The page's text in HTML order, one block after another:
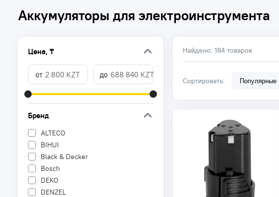
Аккумуляторы для электроинструмента
Цена, ₸
Бренд
ALTECO
BIHUI
Black & Decker
Bosch
DEKO
DENZEL
Найдено: 184 товаров
Сортировать: